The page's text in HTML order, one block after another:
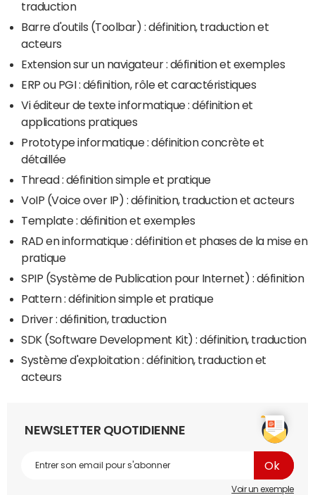
traduction
Barre d'outils (Toolbar) : définition, traduction et
acteurs
Extension sur un navigateur : définition et exemples
ERP ou PGI : définition, rôle et caractéristiques
Vi éditeur de texte informatique : définition et
applications pratiques
Prototype informatique : définition concrète et
détaillée
Thread : définition simple et pratique
VoIP (Voice over IP) : définition, traduction et acteurs
Template : définition et exemples
RAD en informatique : définition et phases de la mise en
pratique
SPIP (Système de Publication pour Internet) : définition
Pattern : définition simple et pratique
Driver : définition, traduction
SDK (Software Development Kit) : définition, traduction
Système d'exploitation : définition, traduction et
acteurs
NEWSLETTER QUOTIDIENNE
Voir un exemple